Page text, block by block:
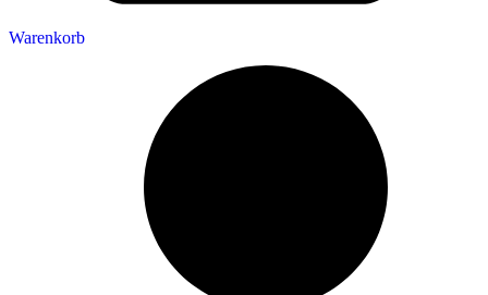
Warenkorb